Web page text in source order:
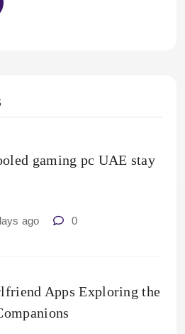
gaming pc UAE stay
ago 0
Apps Exploring the